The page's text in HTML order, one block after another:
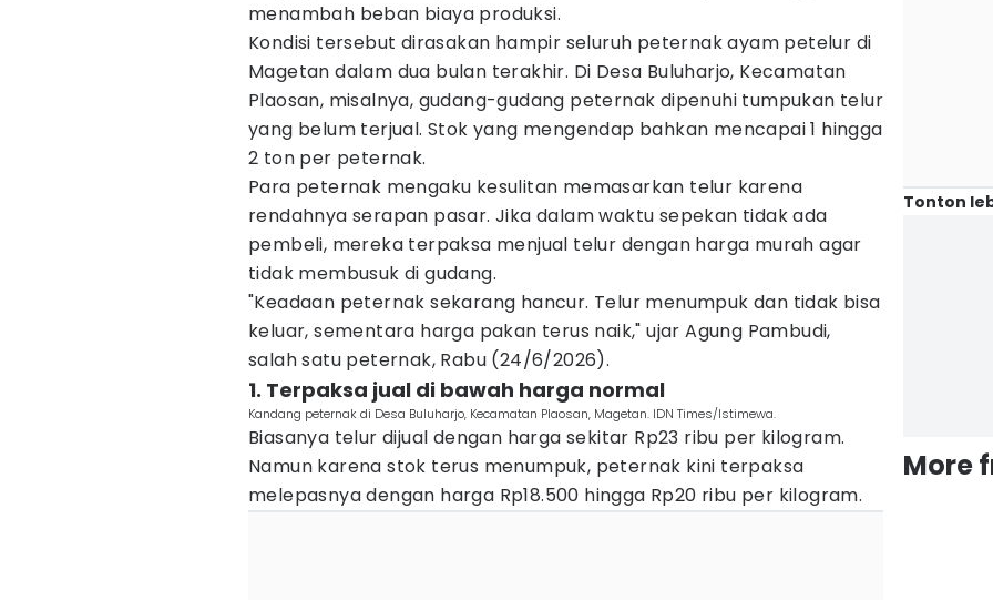
menambah beban biaya produksi.
Kondisi tersebut dirasakan hampir seluruh peternak ayam petelur di
Magetan dalam dua bulan terakhir. Di Desa Buluharjo, Kecamatan
Plaosan, misalnya, gudang-gudang peternak dipenuhi tumpukan telur
yang belum terjual. Stok yang mengendap bahkan mencapai 1 hingga
2 ton per peternak.
Para peternak mengaku kesulitan memasarkan telur karena
rendahnya serapan pasar. Jika dalam waktu sepekan tidak ada
pembeli, mereka terpaksa menjual telur dengan harga murah agar
tidak membusuk di gudang.
"Keadaan peternak sekarang hancur. Telur menumpuk dan tidak bisa
keluar, sementara harga pakan terus naik," ujar Agung Pambudi,
salah satu peternak, Rabu (24/6/2026).
1. Terpaksa jual di bawah harga normal
Kandang peternak di Desa Buluharjo, Kecamatan Plaosan, Magetan. IDN Times/Istimewa.
Biasanya telur dijual dengan harga sekitar Rp23 ribu per kilogram.
Namun karena stok terus menumpuk, peternak kini terpaksa
melepasnya dengan harga Rp18.500 hingga Rp20 ribu per kilogram.
Tonton
More